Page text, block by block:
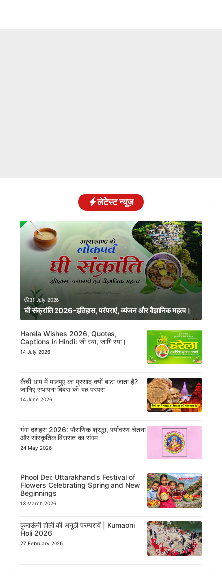
लेटेस्ट न्यूज़
31 July 2026
घी संक्रांति 2026-इतिहास, परंपराएं, व्यंजन और वैज्ञानिक महत्व।
Harela Wishes 2026, Quotes,
Captions in Hindi: जी रया, जागि रया।
14 July 2026
कैंची धाम में मालपुए का प्रसाद क्यों बांटा जाता है?
जानिए स्थापना दिवस की यह परंपरा
14 June 2026
गंगा दशहरा 2026: पौराणिक श्रद्धा, पर्यावरण चेतना
और सांस्कृतिक विरासत का संगम
24 May 2026
Phool Dei: Uttarakhand’s Festival of
Flowers Celebrating Spring and New
Beginnings
13 March 2026
कुमाऊंनी होली की अनूठी परम्परायें | Kumaoni
Holi 2026
27 February 2026